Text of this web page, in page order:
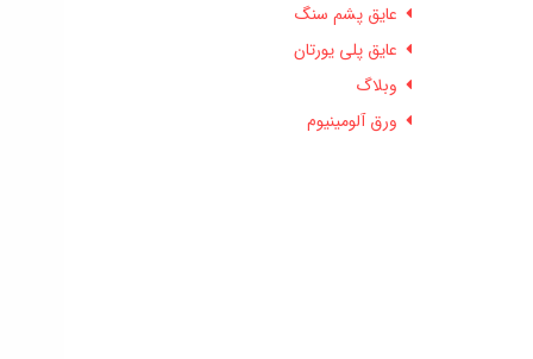
عایق پشم سنگ
عایق پلی یورتان
وبلاگ
ورق آلومینیوم